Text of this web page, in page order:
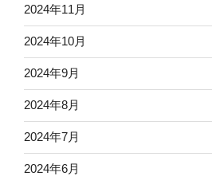
2024年11月
2024年10月
2024年9月
2024年8月
2024年7月
2024年6月